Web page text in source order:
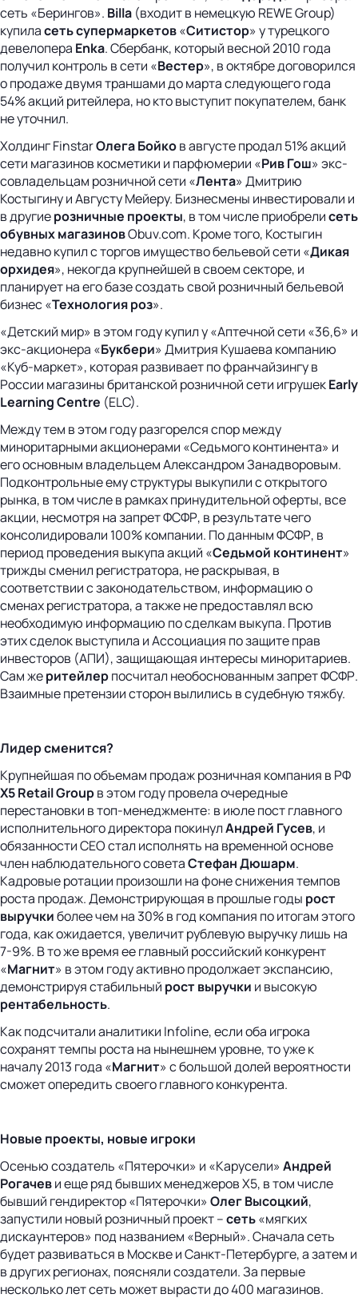
сеть «Берингов». Billa (входит в немецкую REWE Group)
купиласеть супермаркетов«Ситистор» у турецкого
девелопера Enka. Сбербанк, который весной 2010 года
получил контроль в сети «Вестер», в октябре договорился
о продаже двумя траншами до марта следующего года
54% акций ритейлера, но кто выступит покупателем, банк
не уточнил.
Холдинг FinstarОлега Бойков августе продал 51% акций
сети магазинов косметики и парфюмерии «Рив Гош» экс-
совладельцам розничной сети «Лента» Дмитрию
Костыгину и Августу Мейеру. Бизнесмены инвестировали и
в другиерозничные проекты, в том числе приобрелисеть
обувных магазиновObuv.com. Кроме того, Костыгин
недавно купил с торгов имущество бельевой сети «Дикая
орхидея», некогда крупнейшей в своем секторе, и
планирует на его базе создать свой розничный бельевой
бизнес «Технология роз».
«Детский мир» в этом году купил у «Аптечной сети «36,6» и
экс-акционера «Букбери» Дмитрия Кушаева компанию
«Куб-маркет», которая развивает по франчайзингу в
России магазины британской розничной сети игрушекEarly
Learning Centre (ELC).
Между тем в этом году разгорелся спор между
миноритарными акционерами «Седьмого континента» и
его основным владельцем Александром Занадворовым.
Подконтрольные ему структуры выкупили с открытого
рынка, в том числе в рамках принудительной оферты, все
акции, несмотря на запрет ФСФР, в результате чего
консолидировали 100% компании. По данным ФСФР, в
период проведения выкупа акций «Седьмой континент»
трижды сменил регистратора, не раскрывая, в
соответствии с законодательством, информацию о
сменах регистратора, а также не предоставлял всю
необходимую информацию по сделкам выкупа. Против
этих сделок выступила и Ассоциация по защите прав
инвесторов (АПИ), защищающая интересы миноритариев.
Сам жеритейлерпосчитал необоснованным запрет ФСФР.
Взаимные претензии сторон вылились в судебную тяжбу.
Лидер сменится?
Крупнейшая по объемам продаж розничная компания в РФ
X5 Retail Groupв этом году провела очередные
перестановки в топ-менеджменте: в июле пост главного
исполнительного директора покинулАндрей Гусев, и
обязанности СЕО стал исполнять на временной основе
член наблюдательного советаСтефан Дюшарм.
Кадровые ротации произошли на фоне снижения темпов
роста продаж. Демонстрирующая в прошлые годы рост
выручкиболее чем на 30% в год компания по итогам этого
года, как ожидается, увеличит рублевую выручку лишь на
7-9%. В то же время ее главный российский конкурент
«Магнит» в этом году активно продолжает экспансию,
демонстрируя стабильный рост выручки и высокую
рентабельность.
Как подсчитали аналитики Infoline, если оба игрока
сохранят темпы роста на нынешнем уровне, то уже к
началу 2013 года «Магнит» с большой долей вероятности
сможет опередить своего главного конкурента.
Новые проекты, новые игроки
Осенью создатель «Пятерочки» и «Карусели» Андрей
Рогачеви еще ряд бывших менеджеров X5, в том числе
бывший гендиректор «Пятерочки» Олег Высоцкий,
запустили новый розничный проект –сеть«мягких
дискаунтеров» под названием «Верный». Сначала сеть
будет развиваться в Москве и Санкт-Петербурге, а затем и
в других регионах, поясняли создатели. За первые
несколько лет сеть может вырасти до 400 магазинов.